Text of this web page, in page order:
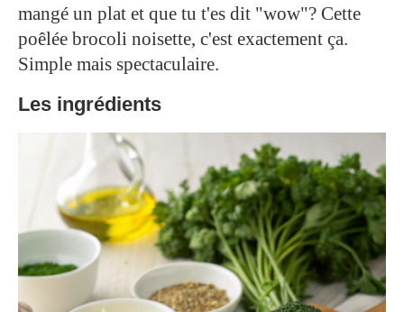
mangé un plat et que tu t'es dit "wow"? Cette
poêlée brocoli noisette, c'est exactement ça.
Simple mais spectaculaire.
Les ingrédients